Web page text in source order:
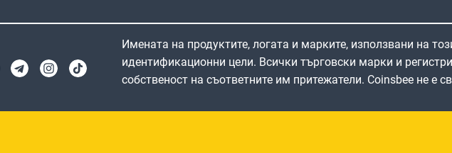
Имената на продуктите, логата и марките, използвани на
идентификационни цели. Всички търговски марки и
собственост на съответните им притежатели. Coinsbee не е